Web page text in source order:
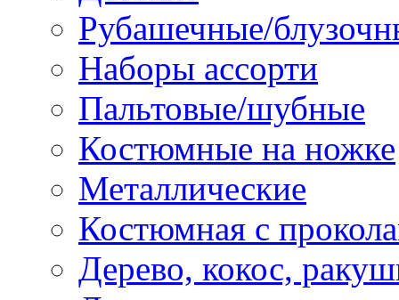
Рубашечные/
Наборы ассорти
Пальтовые/шубные
Костюмные на ножке
Металлические
Костюмная с
Дерево, кокос,